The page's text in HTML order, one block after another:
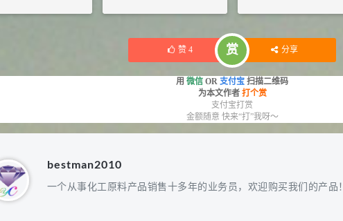
库存：0.4KG
库存：8.5KG
赞 4 赏 分享
用 微信 OR 支付宝 扫描二维码
为本文作者 打个赏
支付宝打赏
金额随意 快来“打”我呀～
bestman2010
一个从事化工原料产品销售十多年的业务员，欢迎购买我们的产品！